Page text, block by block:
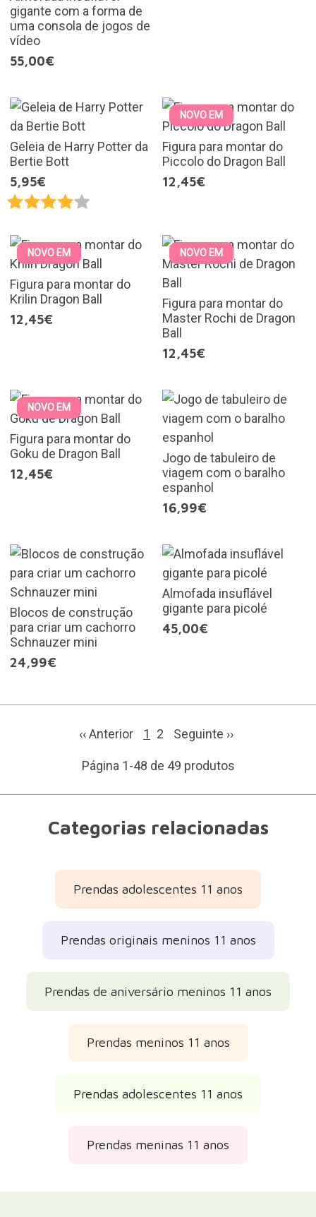
gigante com a forma de
uma consola de jogos de
vídeo
55,00€
Geleia de Harry Potter da
Bertie Bott
5,95€
NOVO EM
Figura para montar do
Piccolo do Dragon Ball
12,45€
NOVO EM
Figura para montar do
Krilin Dragon Ball
12,45€
NOVO EM
Figura para montar do
Master Rochi de Dragon
Ball
12,45€
NOVO EM
Figura para montar do
Goku de Dragon Ball
12,45€
Jogo de tabuleiro de
viagem com o baralho
espanhol
16,99€
Blocos de construção
para criar um cachorro
Schnauzer mini
24,99€
Almofada insuflável
gigante para picolé
45,00€
‹‹ Anterior 1 2 Seguinte ››
Página 1-48 de 49 produtos
Categorias relacionadas
Prendas adolescentes 11 anos
Prendas originais meninos 11 anos
Prendas de aniversário meninos 11 anos
Prendas meninos 11 anos
Prendas adolescentes 11 anos
Prendas meninas 11 anos